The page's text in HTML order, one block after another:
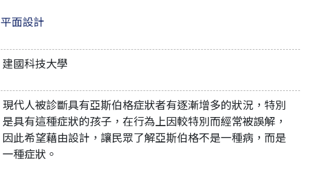
平面設計
建國科技大學
現代人被診斷具有亞斯伯格症狀者有逐漸增多的狀況，特別
是具有這種症狀的孩子，在行為上因較特別而經常被誤解，
因此希望藉由設計，讓民眾了解亞斯伯格不是一種病，而是
一種症狀。